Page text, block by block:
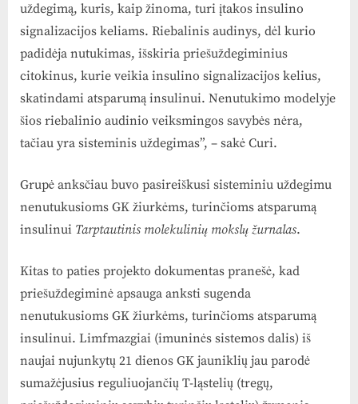
uždegimą, kuris, kaip žinoma, turi įtakos insulino
signalizacijos keliams. Riebalinis audinys, dėl kurio
padidėja nutukimas, išskiria priešuždegiminius
citokinus, kurie veikia insulino signalizacijos kelius,
skatindami atsparumą insulinui. Nenutukimo modelyje
šios riebalinio audinio veiksmingos savybės nėra,
tačiau yra sisteminis uždegimas”, – sakė Curi.
Grupė anksčiau buvo pasireiškusi sisteminiu uždegimu
nenutukusioms GK žiurkėms, turinčioms atsparumą
insulinui Tarptautinis molekulinių mokslų žurnalas.
Kitas to paties projekto dokumentas pranešė, kad
priešuždegiminė apsauga anksti sugenda
nenutukusioms GK žiurkėms, turinčioms atsparumą
insulinui. Limfmazgiai (imuninės sistemos dalis) iš
naujai nujunkytų 21 dienos GK jauniklių jau parodė
sumažėjusius reguliuojančių T-ląstelių (tregų,